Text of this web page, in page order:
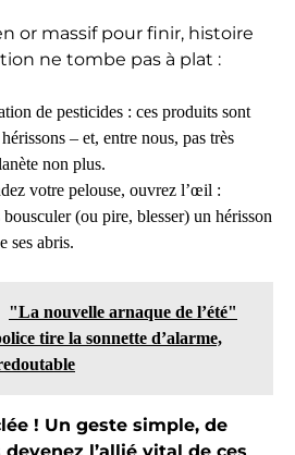
or massif pour finir, histoire
ne tombe pas à plat :
de pesticides : ces produits sont
– et, entre nous, pas très
non plus.
votre pelouse, ouvrez l’œil :
(ou pire, blesser) un hérisson
ses abris.
"La nouvelle arnaque de l’été"
tire la sonnette d’alarme,
! Un geste simple, de
l’allié vital de ces